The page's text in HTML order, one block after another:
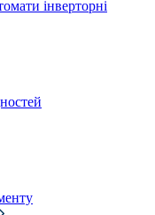
інверторні